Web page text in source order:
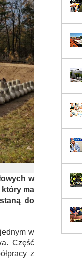
w
który ma
do
w
Część
z